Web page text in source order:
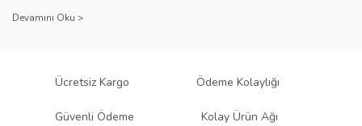
sağlıyor.
Engo ekran koruyucuları
, uzun yıllara dayanan tecrübesi ve teknolojiye
ürününü titiz bir kalite kontrol sürecinden geçirir. Kullanıcı dostu tasarımı
Ücretsiz Kargo Ödeme Kolaylığı
Güvenli Ödeme Kolay Ürün Ağı